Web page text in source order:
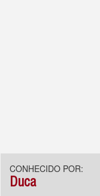
CONHECIDO POR:
Duca